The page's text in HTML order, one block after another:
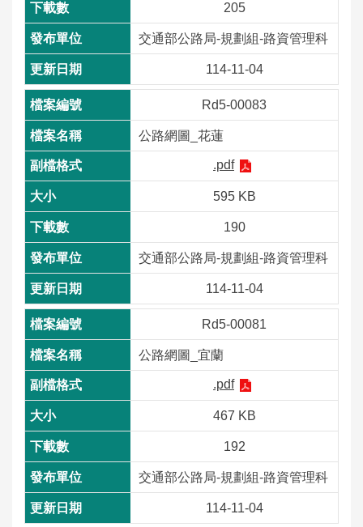
205
交通部公路局-規劃組-路資管理科
114-11-04
Rd5-00083
公路網圖_花蓮
.pdf
595 KB
190
交通部公路局-規劃組-路資管理科
114-11-04
Rd5-00081
公路網圖_宜蘭
.pdf
467 KB
192
交通部公路局-規劃組-路資管理科
114-11-04